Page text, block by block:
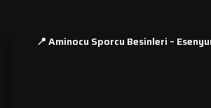
📍 Aminocu Sporcu Besinleri –